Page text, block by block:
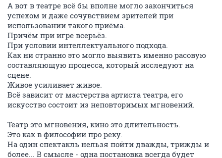
А вот в театре всё бы вполне могло закончиться
успехом и даже сочувствием зрителей при
использовании такого приёма.
Причём при игре всерьёз.
При условии интеллектуального подхода.
Как ни странно это могло выявить именно расовую
составляющую процесса, который исследуют на
сцене.
Живое усиливает живое.
Всё зависит от мастерства артиста театра, его
искусство состоит из неповторимых мгновений.
Театр это мгновения, кино это длительность.
Это как в философии про реку.
На один спектакль нельзя пойти дважды, трижды и
более... В смысле - одна постановка всегда будет